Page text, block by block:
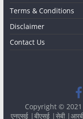
Terms & Conditions
Disclaimer
Contact Us
Copyright © 2021
एनएसई |बीएसई|सेबी|